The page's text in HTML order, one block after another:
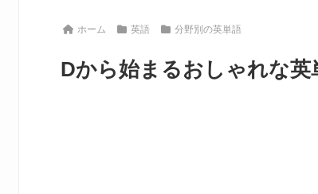
ホーム 英語 分野別の英単語
Dから始まるおしゃれな